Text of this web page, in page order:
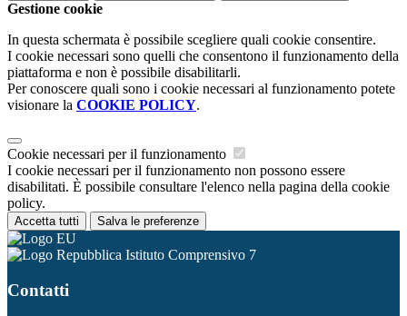
Gestione cookie
In questa schermata è possibile scegliere quali cookie consentire.
I cookie necessari sono quelli che consentono il funzionamento della
piattaforma e non è possibile disabilitarli.
Per conoscere quali sono i cookie necessari al funzionamento potete
visionare la COOKIE POLICY.
Cookie necessari per il funzionamento
I cookie necessari per il funzionamento non possono essere
disabilitati. È possibile consultare l'elenco nella pagina della cookie
policy.
Accetta tutti Salva le preferenze
Istituto Comprensivo 7
Contatti